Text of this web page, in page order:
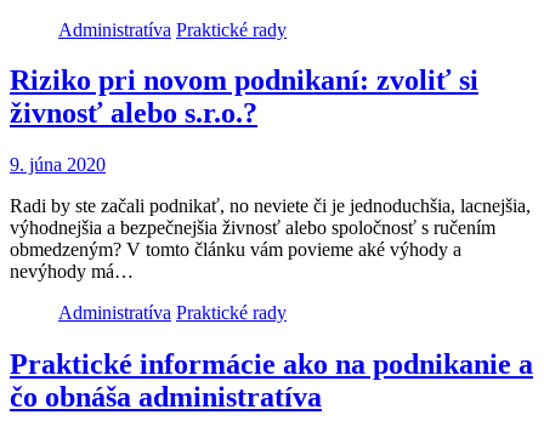
Administratíva Praktické rady
Riziko pri novom podnikaní: zvoliť si
živnosť alebo s.r.o.?
9. júna 2020
Radi by ste začali podnikať, no neviete či je jednoduchšia, lacnejšia,
výhodnejšia a bezpečnejšia živnosť alebo spoločnosť s ručením
obmedzeným? V tomto článku vám povieme aké výhody a
nevýhody má…
Administratíva Praktické rady
Praktické informácie ako na podnikanie a
čo obnáša administratíva